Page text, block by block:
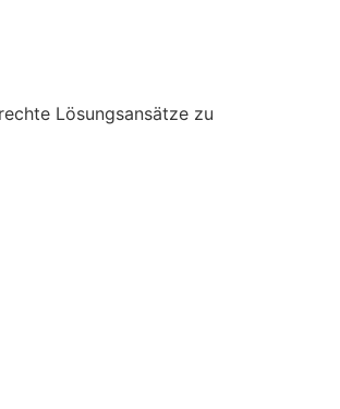
Lösungsansätze zu